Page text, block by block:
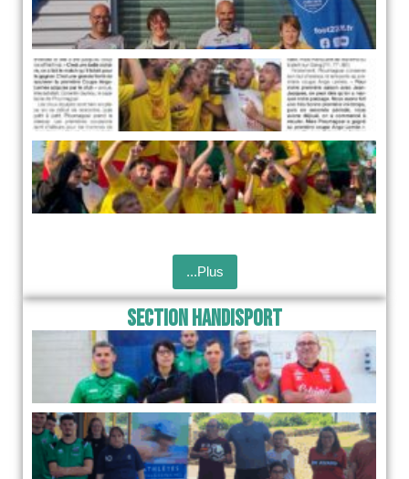
...Plus
Section Handisport